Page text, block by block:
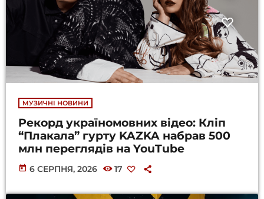
МУЗИЧНІ НОВИНИ
Рекорд україномовних відео: Кліп
“Плакала” гурту KAZKA набрав 500
млн переглядів на YouTube
today 6 СЕРПНЯ, 2026 17